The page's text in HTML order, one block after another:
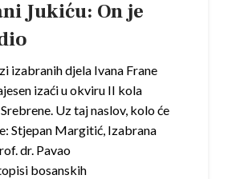
Jukiću: On je
izabranih djela Ivana Frane
izaći u okviru II kola
Uz taj naslov, kolo će
Stjepan Margitić, Izabrana
dr. Pavao
bosanskih